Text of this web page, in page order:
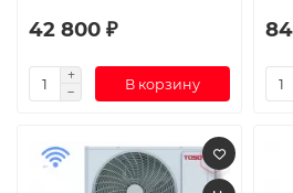
42 800 ₽
В корзину